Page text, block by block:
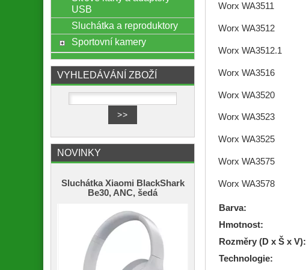
Worx WA3511
Worx WA3512
Worx WA3512.1
Worx WA3516
Worx WA3520
Worx WA3523
Worx WA3525
Worx WA3575
Worx WA3578
Barva:
Hmotnost:
Rozměry (D x Š x V):
Technologie:
USB
Sluchátka a reproduktory
Sportovní kamery
VYHLEDÁVÁNÍ ZBOŽÍ
NOVINKY
Sluchátka Xiaomi BlackShark
Be30, ANC, šedá